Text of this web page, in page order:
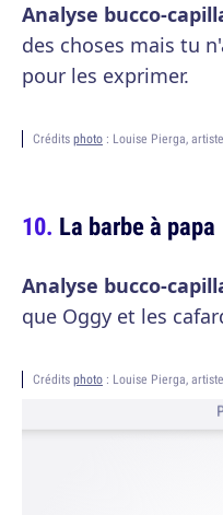
Analyse bucco-
des choses mais tu
pour les exprimer.
Crédits photo : Louise Pierga,
La barbe à papa
Analyse bucco-
que Oggy et les
Crédits photo : Louise Pierga,